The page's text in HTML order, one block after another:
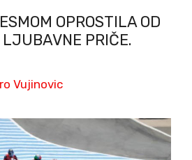
OPROSTILA OD
PRIČE.
Vujinovic